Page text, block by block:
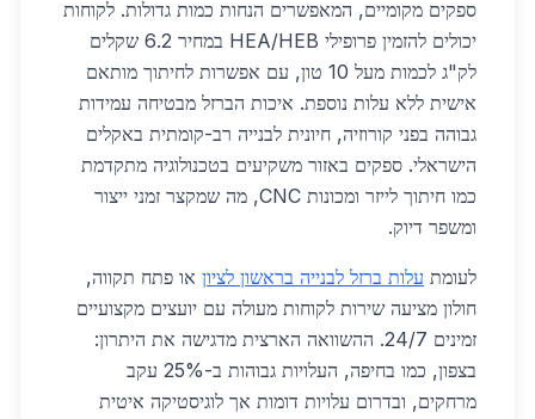
ספקים מקומיים, המאפשרים הנחות כמות גדולות. לקוחות
יכולים להזמין פרופילי HEA/HEB במחיר 6.2 שקלים
לק"ג לכמות מעל 10 טון, עם אפשרות לחיתוך מותאם
אישית ללא עלות נוספת. איכות הברזל מבטיחה עמידות
גבוהה בפני קורוזיה, חיונית לבנייה רב-קומתית באקלים
הישראלי. ספקים באזור משקיעים בטכנולוגיה מתקדמת
כמו חיתוך לייזר ומכונות CNC, מה שמקצר זמני ייצור
ומשפר דיוק.
לעומת עלות ברזל לבנייה בראשון לציון או פתח תקווה,
חולון מציעה שירות לקוחות מעולה עם יועצים מקצועיים
זמינים 24/7. ההשוואה הארצית מדגישה את היתרון:
בצפון, כמו בחיפה, העלויות גבוהות ב-25% עקב
מרחקים, ובדרום עלויות דומות אך לוגיסטיקה איטית